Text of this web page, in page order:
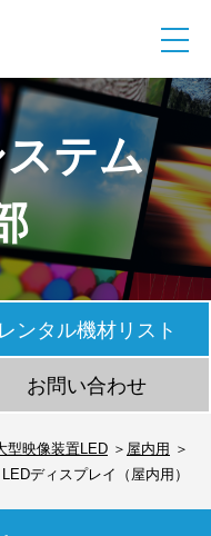
テム
レンタル機材リスト
お問い合わせ
型映像装置LED
屋内用
ディスプレイ（屋内用）